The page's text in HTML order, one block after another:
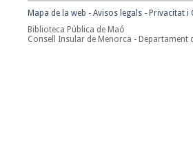
Mapa de la web - Avisos legals - Privacitat i
Biblioteca Pública de Maó
Consell Insular de Menorca - Departament